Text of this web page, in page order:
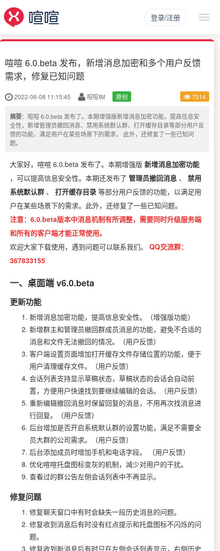
登录/注册
喧喧 6.0.beta 发布，新增消息加密和多个用户反馈
需求，修复已知问题
2022-06-08 11:15:45 喧喧IM 原创 7014
摘要：喧喧 6.0.beta 发布了。本期增强版新增消息加密功能，提高信息安
全性，新增管理员撤回消息、禁用系统默认群、打开缓存目录等部分用户反
馈的功能，满足用户在某些场景下的需求。 此外，还修复了一些已知问
题。
大家好，喧喧 6.0.beta 发布了。本期增强版 新增消息加密功能
，可以提高信息安全性。本期还发布了 管理员撤回消息 、
禁用
系统默认群 、 打开缓存目录 等部分用户反馈的功能，以满足用
户在某些场景下的需求。此外，还修复了一些已知问题。
注意：6.0.beta版本中消息机制有所调整，需要同时升级服务端
和所有的客户端才能正常使用。
欢迎大家下载使用，遇到问题可以联系我们。
QQ交流群：
367833155
一、桌面端 v6.0.beta
更新功能
新增消息加密功能，提高信息安全性。（增强版功能）
新增群主和管理员撤回群成员消息的功能，避免不合适的
消息和文件无法撤回的情况。（用户反馈）
客户端设置页面增加打开缓存文件存储位置的功能，便于
用户清理缓存文件。（用户反馈）
会话列表支持显示草稿状态，草稿状态的会话会自动前
置，方便用户快速找到要继续编辑的会话。（用户反馈）
重新编辑撤回消息时保留回复的消息，不用再次找消息进
行回复。（用户反馈）
后台增加是否开启系统默认群的设置功能，满足不需要全
员大群的公司需求。（用户反馈）
后台添加成员时增加手机和电话字段。
（用户反馈）
优化喧喧托盘图标变灰的机制，减少对用户的干扰。
查看过的群公告左侧会话列表中不再显示。
修复问题
修复聊天窗口中有时会缺失一段历史消息的问题。
修复收到消息后有时没有红点提示和托盘图标不闪烁的问
题。
修复收到新消息后有时只在左侧会话列表显示，右侧历史